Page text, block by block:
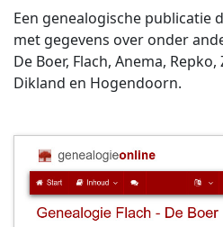
Een genealogische publicatie
met gegevens over onder
De Boer, Flach, Anema,
Dikland en Hogendoorn.